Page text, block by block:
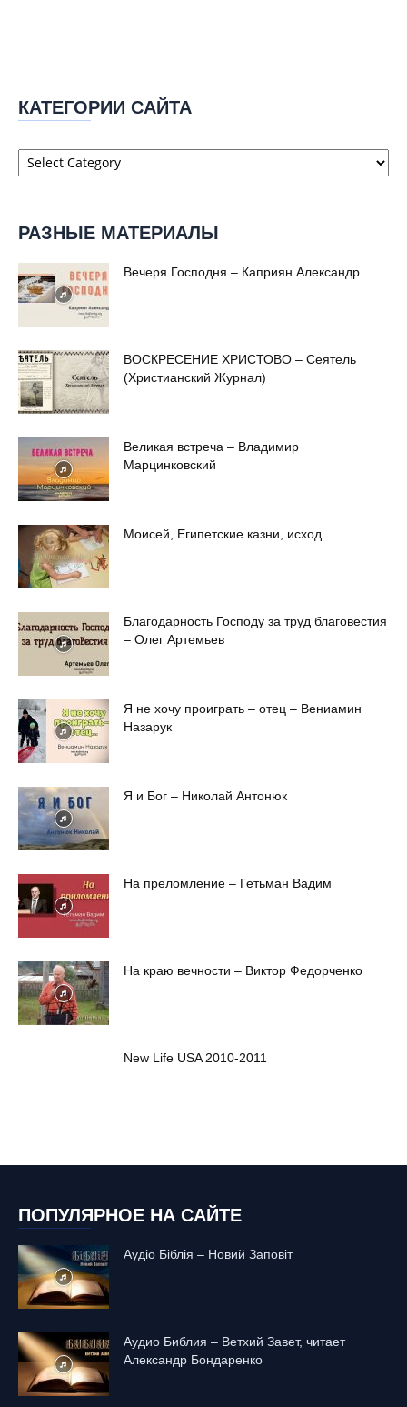
КАТЕГОРИИ САЙТА
Категории
сайта
РАЗНЫЕ МАТЕРИАЛЫ
Вечеря Господня – Каприян Александр
ВОСКРЕСЕНИЕ ХРИСТОВО – Сеятель
(Христианский Журнал)
Великая встреча – Владимир
Марцинковский
Моисей, Египетские казни, исход
Благодарность Господу за труд благовестия
– Олег Артемьев
Я не хочу проиграть – отец – Вениамин
Назарук
Я и Бог – Николай Антонюк
На преломление – Гетьман Вадим
На краю вечности – Виктор Федорченко
New Life USA 2010-2011
ПОПУЛЯРНОЕ НА САЙТЕ
Аудіо Біблія – Новий Заповіт
Аудио Библия – Ветхий Завет, читает
Александр Бондаренко